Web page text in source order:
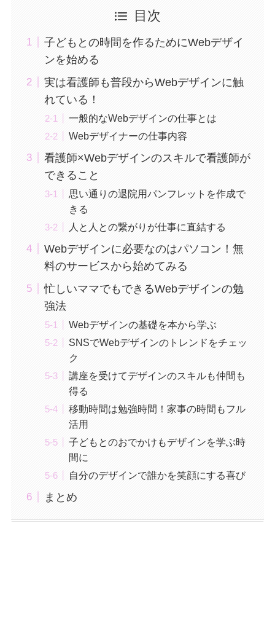
目次
子どもとの時間を作るためにWebデザイ
ンを始める
実は看護師も普段からWebデザインに触
れている！
一般的なWebデザインの仕事とは
Webデザイナーの仕事内容
看護師×Webデザインのスキルで看護師が
できること
思い通りの退院用パンフレットを作成で
きる
人と人との繋がりが仕事に直結する
Webデザインに必要なのはパソコン！無
料のサービスから始めてみる
忙しいママでもできるWebデザインの勉
強法
Webデザインの基礎を本から学ぶ
SNSでWebデザインのトレンドをチェッ
ク
講座を受けてデザインのスキルも仲間も
得る
移動時間は勉強時間！家事の時間もフル
活用
子どもとのおでかけもデザインを学ぶ時
間に
自分のデザインで誰かを笑顔にする喜び
まとめ